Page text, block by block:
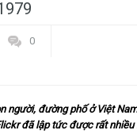
0
người, đường phố ở Việt
đã lập tức được rất nhiều